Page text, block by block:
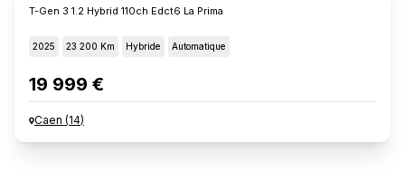
T-Gen 3 1.2 Hybrid 110ch Edct6 La Prima
2025 23 200 Km Hybride Automatique
19 999 €
Caen (14)